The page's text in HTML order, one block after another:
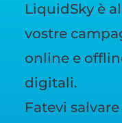
LiquidSky è
vostre
online e
digitali.
Fatevi